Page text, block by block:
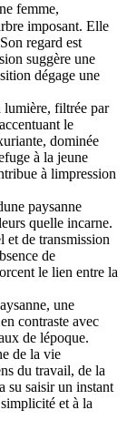
femme,
imposant. Elle
regard est
suggère une
dégage une
filtrée par
le
dominée
à la jeune
à limpression
paysanne
quelle incarne.
et de transmission
de
le lien entre la
une
contraste avec
de lépoque.
de la vie
du travail, de la
su saisir un instant
et à la